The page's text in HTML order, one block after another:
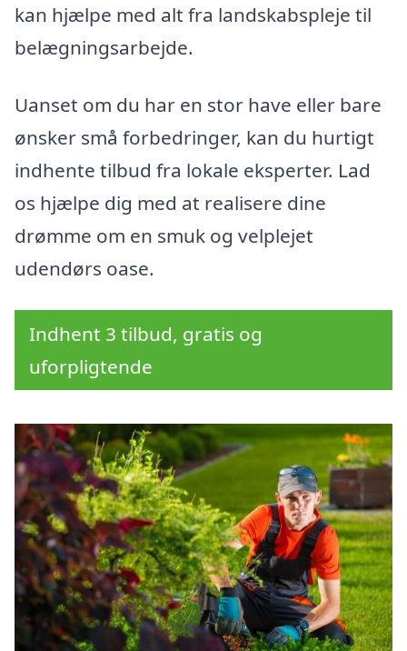
kan hjælpe med alt fra landskabspleje til
belægningsarbejde.
Uanset om du har en stor have eller bare
ønsker små forbedringer, kan du hurtigt
indhente tilbud fra lokale eksperter. Lad
os hjælpe dig med at realisere dine
drømme om en smuk og velplejet
udendørs oase.
Indhent 3 tilbud, gratis og
uforpligtende